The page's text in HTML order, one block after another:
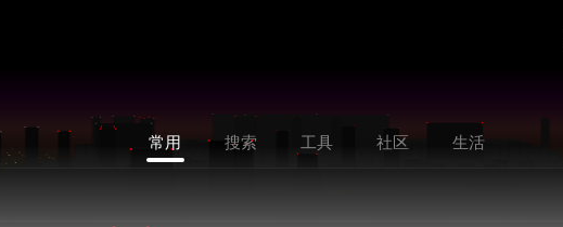
常用 搜索 工具 社区 生活